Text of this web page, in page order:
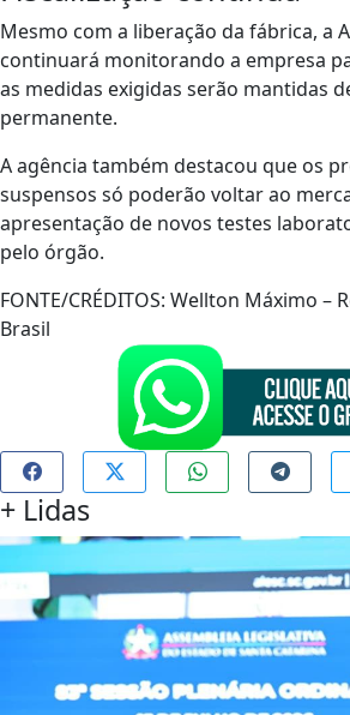
Mesmo com a liberação da fábrica, a
continuará monitorando a empresa
as medidas exigidas serão mantidas
permanente.
A agência também destacou que os
suspensos só poderão voltar ao
apresentação de novos testes
pelo órgão.
FONTE/CRÉDITOS: Wellton Máximo –
Brasil
+ Lidas